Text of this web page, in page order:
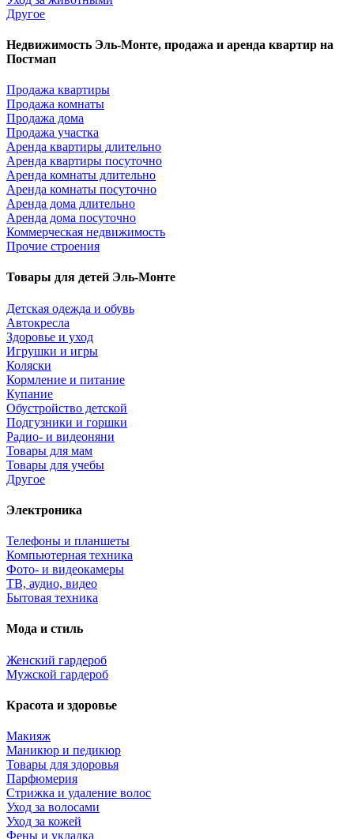
Другое
Недвижимость Эль-Монте, продажа и аренда квартир на
Постмап
Продажа квартиры
Продажа комнаты
Продажа дома
Продажа участка
Аренда квартиры длительно
Аренда квартиры посуточно
Аренда комнаты длительно
Аренда комнаты посуточно
Аренда дома длительно
Аренда дома посуточно
Коммерческая недвижимость
Прочие строения
Товары для детей Эль-Монте
Детская одежда и обувь
Автокресла
Здоровье и уход
Игрушки и игры
Коляски
Кормление и питание
Купание
Обустройство детской
Подгузники и горшки
Радио- и видеоняни
Товары для мам
Товары для учебы
Другое
Электроника
Телефоны и планшеты
Компьютерная техника
Фото- и видеокамеры
ТВ, аудио, видео
Бытовая техника
Мода и стиль
Женский гардероб
Мужской гардероб
Красота и здоровье
Макияж
Маникюр и педикюр
Товары для здоровья
Парфюмерия
Стрижка и удаление волос
Уход за волосами
Уход за кожей
Фены и укладка